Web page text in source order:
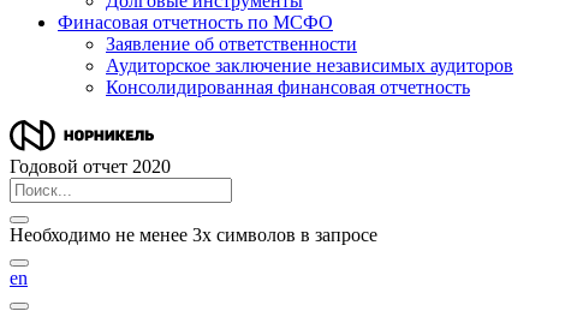
Финасовая отчетность по МСФО
Заявление об ответственности
Аудиторское заключение независимых аудиторов
Консолидированная финансовая отчетность
Годовой отчет 2020
Необходимо не менее 3х символов в запросе
en